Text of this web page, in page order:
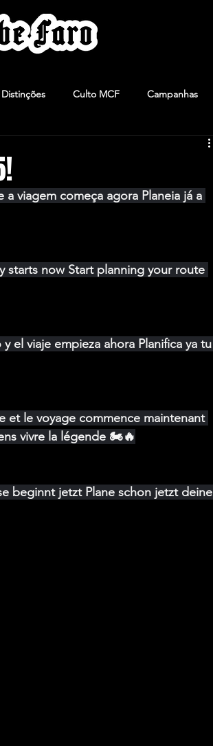
Distinções Culto MCF Campanhas
viagem começa agora Planeia já a
now Start planning your route
viaje empieza ahora Planifica ya tu
le voyage commence maintenant
vivre la légende 🏍️🔥
beginnt jetzt Plane schon jetzt deine